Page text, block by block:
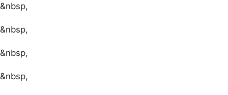
&nbsp,
&nbsp,
&nbsp,
&nbsp,